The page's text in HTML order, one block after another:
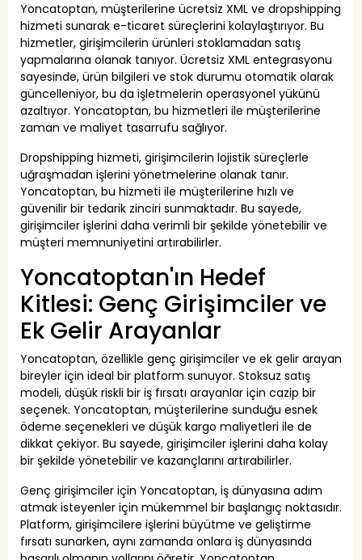
Yoncatoptan, müşterilerine ücretsiz XML ve dropshipping
hizmeti sunarak e-ticaret süreçlerini kolaylaştırıyor. Bu
hizmetler, girişimcilerin ürünleri stoklamadan satış
yapmalarına olanak tanıyor. Ücretsiz XML entegrasyonu
sayesinde, ürün bilgileri ve stok durumu otomatik olarak
güncelleniyor, bu da işletmelerin operasyonel yükünü
azaltıyor. Yoncatoptan, bu hizmetleri ile müşterilerine
zaman ve maliyet tasarrufu sağlıyor.
Dropshipping hizmeti, girişimcilerin lojistik süreçlerle
uğraşmadan işlerini yönetmelerine olanak tanır.
Yoncatoptan, bu hizmeti ile müşterilerine hızlı ve
güvenilir bir tedarik zinciri sunmaktadır. Bu sayede,
girişimciler işlerini daha verimli bir şekilde yönetebilir ve
müşteri memnuniyetini artırabilirler.
Yoncatoptan'ın Hedef
Kitlesi: Genç Girişimciler ve
Ek Gelir Arayanlar
Yoncatoptan, özellikle genç girişimciler ve ek gelir arayan
bireyler için ideal bir platform sunuyor. Stoksuz satış
modeli, düşük riskli bir iş fırsatı arayanlar için cazip bir
seçenek. Yoncatoptan, müşterilerine sunduğu esnek
ödeme seçenekleri ve düşük kargo maliyetleri ile de
dikkat çekiyor. Bu sayede, girişimciler işlerini daha kolay
bir şekilde yönetebilir ve kazançlarını artırabilirler.
Genç girişimciler için Yoncatoptan, iş dünyasına adım
atmak isteyenler için mükemmel bir başlangıç noktasıdır.
Platform, girişimcilere işlerini büyütme ve geliştirme
fırsatı sunarken, aynı zamanda onlara iş dünyasında